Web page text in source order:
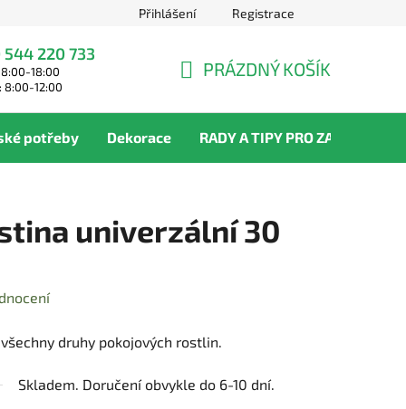
Přihlášení Registrace
220 733
18:00
8:00-12:00
KOŠÍK
PRÁZDNÝ KOŠÍK
potřeby Dekorace RADY A TIPY PRO ZAHRADNÍKY
univerzální 30
druhy pokojových rostlin.
Skladem. Doručení obvykle do 6-10 dní.